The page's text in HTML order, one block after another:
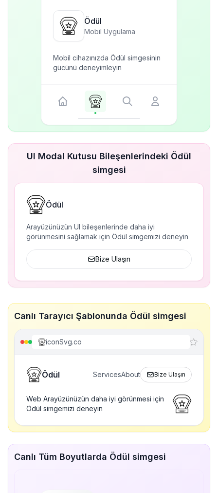
Ödül
Mobil Uygulama
Mobil cihazınızda Ödül simgesinin
gücünü deneyimleyin
UI Modal Kutusu Bileşenlerindeki Ödül
simgesi
Ödül
Arayüzünüzün UI bileşenlerinde daha iyi
görünmesini sağlamak için Ödül simgemizi deneyin
Bize Ulaşın
Canlı Tarayıcı Şablonunda Ödül simgesi
iconSvg.co
Ödül ServicesAbout Bize Ulaşın
Web Arayüzünüzün daha iyi görünmesi için
Ödül simgemizi deneyin
Canlı Tüm Boyutlarda Ödül simgesi